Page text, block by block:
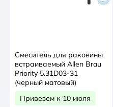
Смеситель для раковины
встраиваемый Allen Brau
Priority 5.31D03-31
(черный матовый)
Привезем к 10 июля